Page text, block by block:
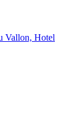
Vallon, Hotel